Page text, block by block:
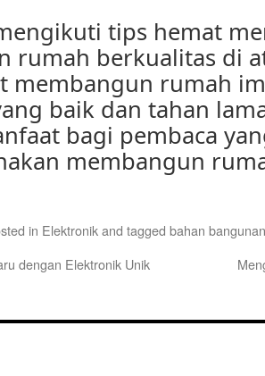
tips hemat
rumah berkualitas di
membangun rumah
baik dan tahan
bagi pembaca
membangun
in Elektronikand tagged bahan
dengan Elektronik Unik